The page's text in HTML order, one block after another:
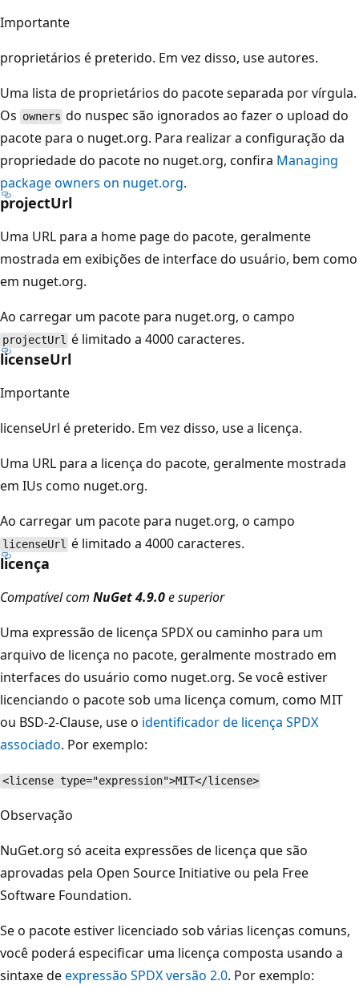
Importante
proprietários é preterido. Em vez disso, use autores.
Uma lista de proprietários do pacote separada por vírgula.
Os owners do nuspec são ignorados ao fazer o upload do
pacote para o nuget.org. Para realizar a configuração da
propriedade do pacote no nuget.org, confira Managing
package owners on nuget.org.
projectUrl
Uma URL para a home page do pacote, geralmente
mostrada em exibições de interface do usuário, bem como
em nuget.org.
Ao carregar um pacote para nuget.org, o campo
projectUrl é limitado a 4000 caracteres.
licenseUrl
Importante
licenseUrl é preterido. Em vez disso, use a licença.
Uma URL para a licença do pacote, geralmente mostrada
em IUs como nuget.org.
Ao carregar um pacote para nuget.org, o campo
licenseUrl é limitado a 4000 caracteres.
licença
Compatível com NuGet 4.9.0e superior
Uma expressão de licença SPDX ou caminho para um
arquivo de licença no pacote, geralmente mostrado em
interfaces do usuário como nuget.org. Se você estiver
licenciando o pacote sob uma licença comum, como MIT
ou BSD-2-Clause, use o identificador de licença SPDX
associado. Por exemplo:
<license type="expression">MIT</license>
Observação
NuGet.org só aceita expressões de licença que são
aprovadas pela Open Source Initiative ou pela Free
Software Foundation.
Se o pacote estiver licenciado sob várias licenças comuns,
você poderá especificar uma licença composta usando a
sintaxe deexpressão SPDX versão 2.0. Por exemplo: